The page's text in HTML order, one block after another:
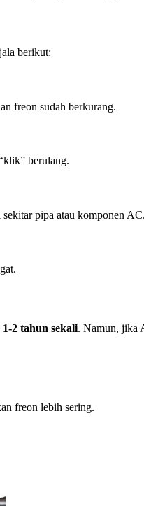
berikut:
freon sudah berkurang.
berulang.
pipa atau komponen AC.
1-2 tahun sekali. Namun, jika
freon lebih sering.